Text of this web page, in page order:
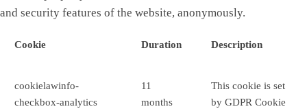
and security features of the website, anonymously.
Cookie Duration Description
cookielawinfo-
checkbox-analytics
11
months
This cookie is set
by GDPR Cookie